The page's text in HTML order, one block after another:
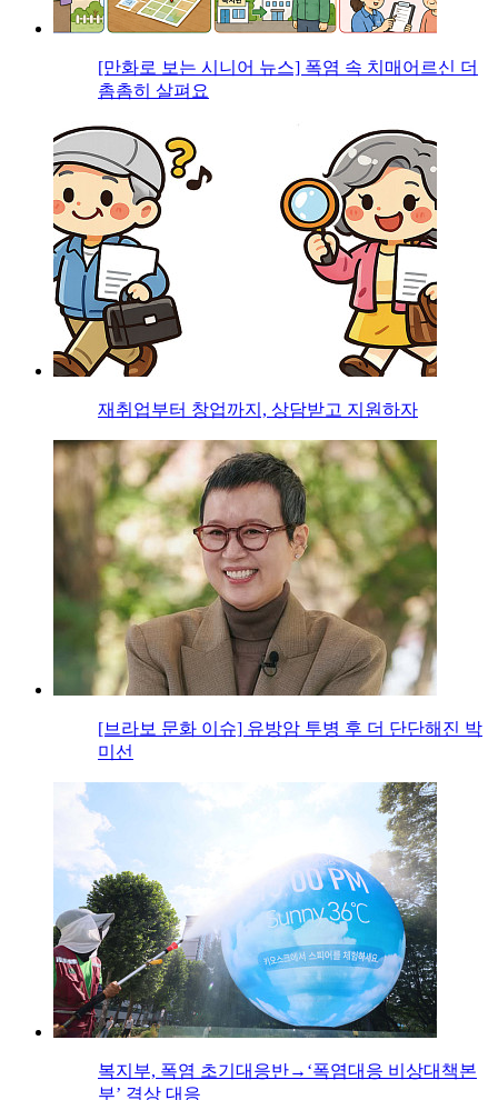
[만화로 보는 시니어 뉴스] 폭염 속 치매어르신 더
촘촘히 살펴요
재취업부터 창업까지, 상담받고 지원하자
[브라보 문화 이슈] 유방암 투병 후 더 단단해진 박
미선
복지부, 폭염 초기대응반→‘폭염대응 비상대책본
부’ 격상 대응